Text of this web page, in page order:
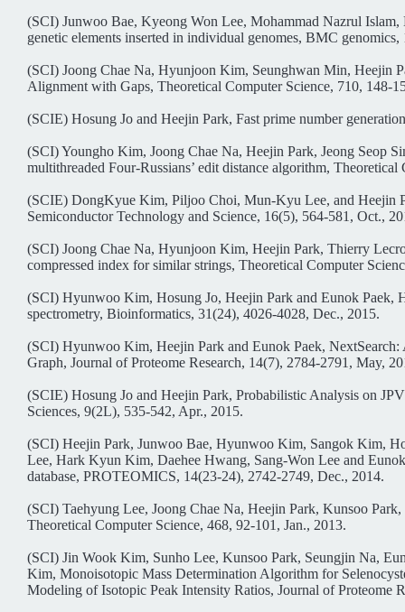
(SCI) Junwoo Bae, Kyeong Won Lee, Mohammad Nazrul
genetic elements inserted in individual genomes, BMC
(SCI) Joong Chae Na, Hyunjoon Kim, Seunghwan Min, Heejin
Alignment with Gaps, Theoretical Computer Science, 710, 148-
(SCIE) Hosung Jo and Heejin Park, Fast prime number
(SCI) Youngho Kim, Joong Chae Na, Heejin Park, Jeong Seop
multithreaded Four-Russians’ edit distance algorithm,
(SCIE) DongKyue Kim, Piljoo Choi, Mun-Kyu Lee, and Heejin
Semiconductor Technology and Science, 16(5), 564-581, Oct.,
(SCI) Joong Chae Na, Hyunjoon Kim, Heejin Park, Thierry
compressed index for similar strings, Theoretical Computer
(SCI) Hyunwoo Kim, Hosung Jo, Heejin Park and Eunok Paek,
spectrometry, Bioinformatics, 31(24), 4026-4028, Dec., 2015.
(SCI) Hyunwoo Kim, Heejin Park and Eunok Paek,
Graph, Journal of Proteome Research, 14(7), 2784-2791, May,
(SCIE) Hosung Jo and Heejin Park, Probabilistic Analysis on
Sciences, 9(2L), 535-542, Apr., 2015.
(SCI) Heejin Park, Junwoo Bae, Hyunwoo Kim, Sangok Kim,
Lee, Hark Kyun Kim, Daehee Hwang, Sang-Won Lee and
database, PROTEOMICS, 14(23-24), 2742-2749, Dec., 2014.
(SCI) Taehyung Lee, Joong Chae Na, Heejin Park, Kunsoo
Theoretical Computer Science, 468, 92-101, Jan., 2013.
(SCI) Jin Wook Kim, Sunho Lee, Kunsoo Park, Seungjin Na,
Kim, Monoisotopic Mass Determination Algorithm for
Modeling of Isotopic Peak Intensity Ratios, Journal of Proteome